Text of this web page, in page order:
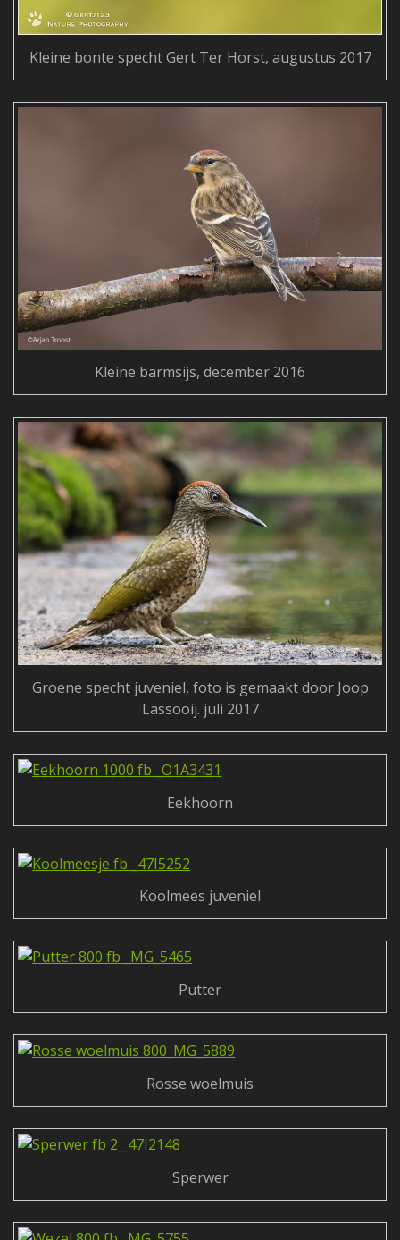
Kleine bonte specht Gert Ter Horst, augustus 2017
Kleine barmsijs, december 2016
Groene specht juveniel, foto is gemaakt door Joop
Lassooij. juli 2017
Eekhoorn
Koolmees juveniel
Putter
Rosse woelmuis
Sperwer